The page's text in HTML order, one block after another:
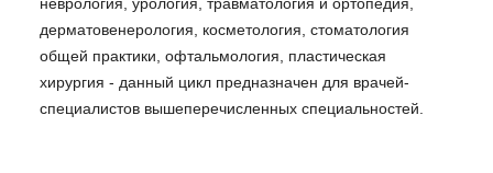
дерматовенерология, косметология, стоматология
общей практики, офтальмология, пластическая
хирургия - данный цикл предназначен для врачей-
специалистов вышеперечисленных специальностей.